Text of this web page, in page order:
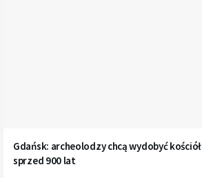
Gdańsk: archeolodzy chcą wydobyć kościół
sprzed 900 lat